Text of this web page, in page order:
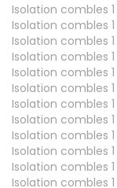
Isolation combles 1
Isolation combles 1
Isolation combles 1
Isolation combles 1
Isolation combles 1
Isolation combles 1
Isolation combles 1
Isolation combles 1
Isolation combles 1
Isolation combles 1
Isolation combles 1
Isolation combles 1